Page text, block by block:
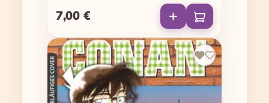
Regulärer Preis:
7,00 €